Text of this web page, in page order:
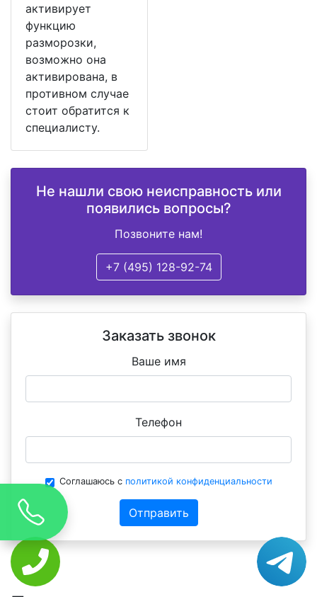
активирует
функцию
разморозки,
возможно она
активирована, в
противном случае
стоит обратится к
специалисту.
Не нашли свою неисправность или
появились вопросы?
Позвоните нам!
+7 (495) 128-92-74
Заказать звонок
Ваше имя
Телефон
Соглашаюсь с политикой конфиденциальности
Отправить